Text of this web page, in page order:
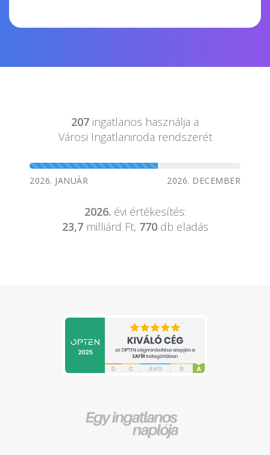
207 ingatlanos használja a
Városi Ingatlaniroda rendszerét
2026. JANUÁR 2026. DECEMBER
2026. évi értékesítés:
23,7milliárd Ft, 770db eladás